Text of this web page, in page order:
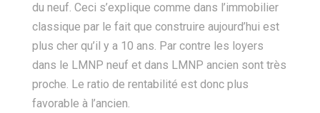
du neuf. Ceci s’explique comme dans l’immobilier
classique par le fait que construire aujourd’hui est
plus cher qu’il y a 10 ans. Par contre les loyers
dans le LMNP neuf et dans LMNP ancien sont très
proche. Le ratio de rentabilité est donc plus
favorable à l’ancien.